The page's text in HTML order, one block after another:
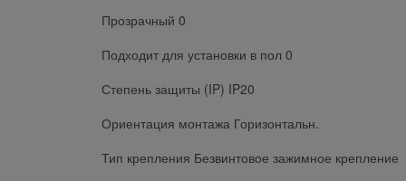
Прозрачный 0
Подходит для установки в пол 0
Степень защиты (IP) IP20
Ориентация монтажа Горизонтальн.
Тип крепления Безвинтовое зажимное крепление